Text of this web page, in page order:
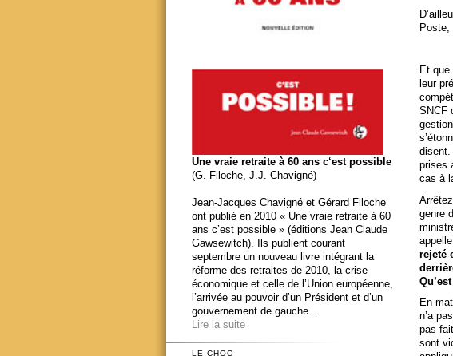
Poste,
Et
leur
SNCF
disent.
prises
cas à
genre
rejeté
En
n’a
pas
sont
Une vraie retraite à 60 ans c‘est possible
(G. Filoche, J.J. Chavigné)
Jean-Jacques Chavigné et Gérard Filoche
ont publié en 2010 « Une vraie retraite à 60
ans c’est possible » (éditions Jean Claude
Gawsewitch). Ils publient courant
septembre un nouveau livre intégrant la
réforme des retraites de 2010, la crise
économique et celle de l’Union européenne,
l’arrivée au pouvoir d’un Président et d’un
gouvernement de gauche…
Lire la suite
LE CHOC